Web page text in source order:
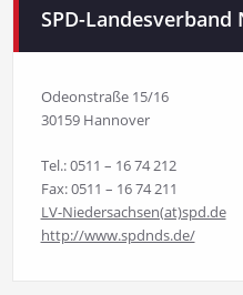
SPD-Landesverband
Odeonstraße 15/16
30159 Hannover
Tel.: 0511 – 16 74 212
Fax: 0511 – 16 74 211
LV-Niedersachsen(at)spd.de
http://www.spdnds.de/